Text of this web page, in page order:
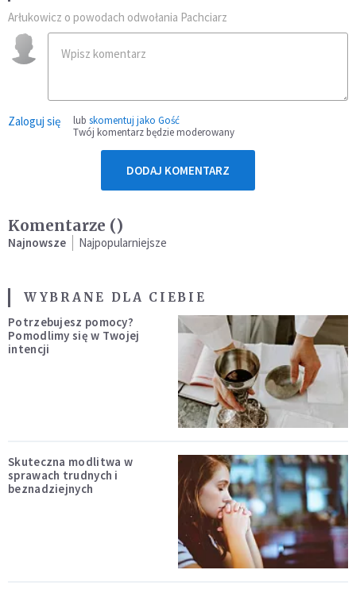
Arłukowicz o powodach odwołania Pachciarz
Zaloguj się lub skomentuj jako Gość
Twój komentarz będzie moderowany
DODAJ KOMENTARZ
Komentarze ()
Najnowsze Najpopularniejsze
WYBRANE DLA CIEBIE
Potrzebujesz pomocy?
Pomodlimy się w Twojej
intencji
Skuteczna modlitwa w
sprawach trudnych i
beznadziejnych